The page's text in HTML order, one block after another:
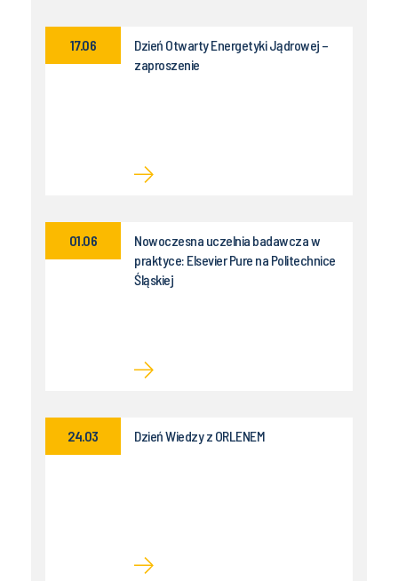
Dzień Otwarty Energetyki Jądrowej –
zaproszenie
17.06
Nowoczesna uczelnia badawcza w
praktyce: Elsevier Pure na Politechnice
Śląskiej
01.06
Dzień Wiedzy z ORLENEM
24.03